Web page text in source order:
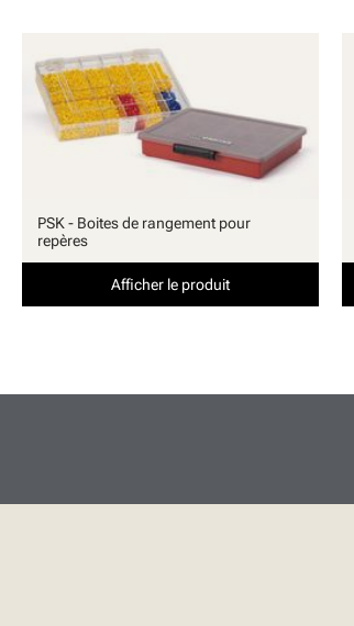
PSK - Boites de rangement pour
repères
Afficher le produit